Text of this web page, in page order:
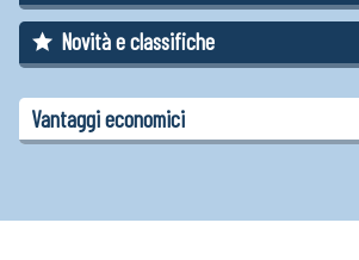
Novità e classifiche
Vantaggi economici